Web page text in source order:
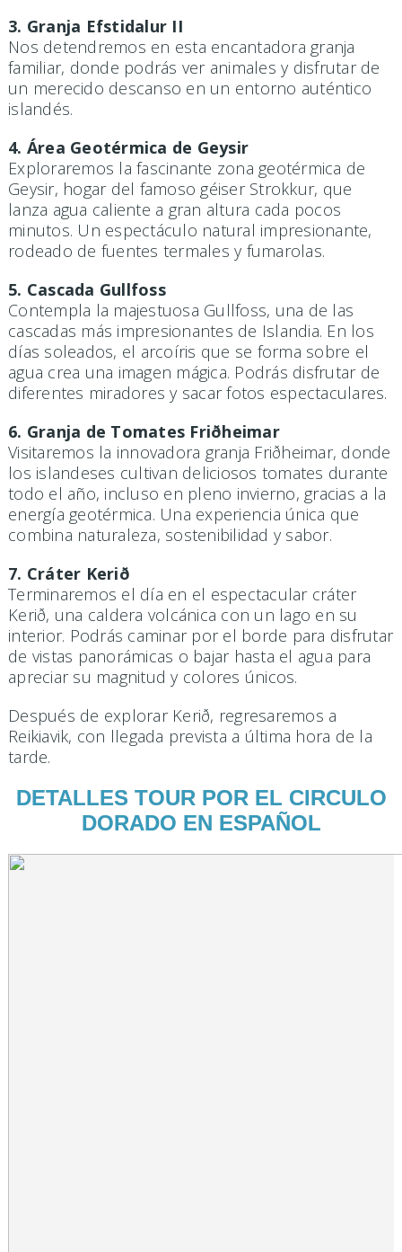
3. Granja Efstidalur II
Nos detendremos en esta encantadora granja
familiar, donde podrás ver animales y disfrutar de
un merecido descanso en un entorno auténtico
islandés.
4. Área Geotérmica de Geysir
Exploraremos la fascinante zona geotérmica de
Geysir, hogar del famoso géiser Strokkur, que
lanza agua caliente a gran altura cada pocos
minutos. Un espectáculo natural impresionante,
rodeado de fuentes termales y fumarolas.
5. Cascada Gullfoss
Contempla la majestuosa Gullfoss, una de las
cascadas más impresionantes de Islandia. En los
días soleados, el arcoíris que se forma sobre el
agua crea una imagen mágica. Podrás disfrutar de
diferentes miradores y sacar fotos espectaculares.
6. Granja de Tomates Friðheimar
Visitaremos la innovadora granja Friðheimar, donde
los islandeses cultivan deliciosos tomates durante
todo el año, incluso en pleno invierno, gracias a la
energía geotérmica. Una experiencia única que
combina naturaleza, sostenibilidad y sabor.
7. Cráter Kerið
Terminaremos el día en el espectacular cráter
Kerið, una caldera volcánica con un lago en su
interior. Podrás caminar por el borde para disfrutar
de vistas panorámicas o bajar hasta el agua para
apreciar su magnitud y colores únicos.
Después de explorar Kerið, regresaremos a
Reikiavik, con llegada prevista a última hora de la
tarde.
DETALLES TOUR POR EL CIRCULO
DORADO EN ESPAÑOL